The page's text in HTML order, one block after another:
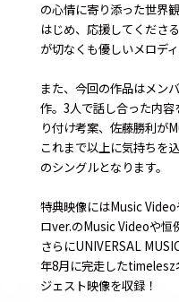
の心情に寄り添った世界
はじめ、応援してくださ
が切なくも優しいメロデ
また、今回の作品はメン
作。3人で話し合った内
り付け考案、佐藤勝利が
これまで以上に気持ちを
のシングルとなります。
特典映像にはMusic
ロver.のMusic Videoや恒
さらにUNIVERSAL
年8月に完走したtimelesz
ジェスト映像を収録！